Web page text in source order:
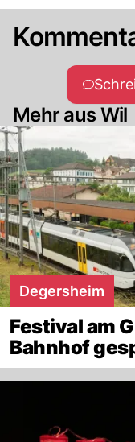
Mehr aus Wil
Degersheim
Festival am
Bahnhof